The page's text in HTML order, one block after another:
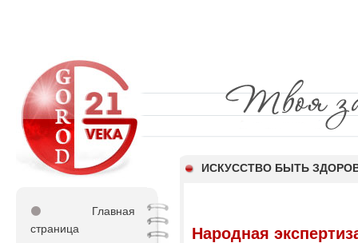
ИСКУССТВО БЫТЬ
⚫
Главная
страница
Народная